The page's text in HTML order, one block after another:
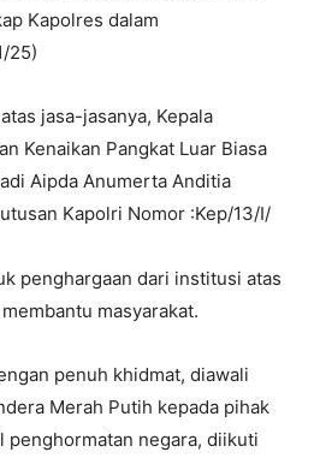
Kapolres dalam
25)
jasa-jasanya, Kepala
Kenaikan Pangkat Luar Biasa
Aipda Anumerta Anditia
Kapolri Nomor :Kep/13/I/
penghargaan dari institusi atas
masyarakat.
penuh khidmat, diawali
Merah Putih kepada pihak
penghormatan negara, diikuti